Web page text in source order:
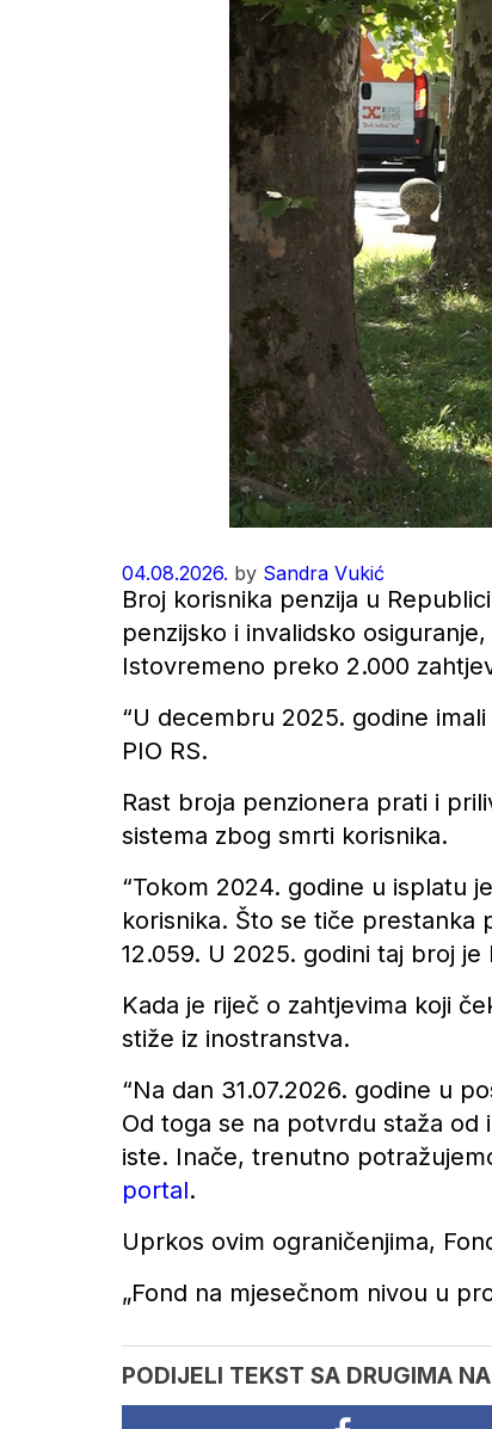
04.08.2026. by Sandra Vukić
Broj korisnika penzija u
penzijsko i invalidsko
Istovremeno preko 2.000
“U decembru 2025. godine
PIO RS.
Rast broja penzionera prati i
sistema zbog smrti korisnika.
“Tokom 2024. godine u isplatu
korisnika. Što se tiče prestanka
12.059. U 2025. godini taj broj je
Kada je riječ o zahtjevima koji
stiže iz inostranstva.
“Na dan 31.07.2026. godine u
Od toga se na potvrdu staža od
iste. Inače, trenutno
portal.
Uprkos ovim ograničenjima,
„Fond na mjesečnom nivou u
PODIJELI TEKST SA DRUGIMA